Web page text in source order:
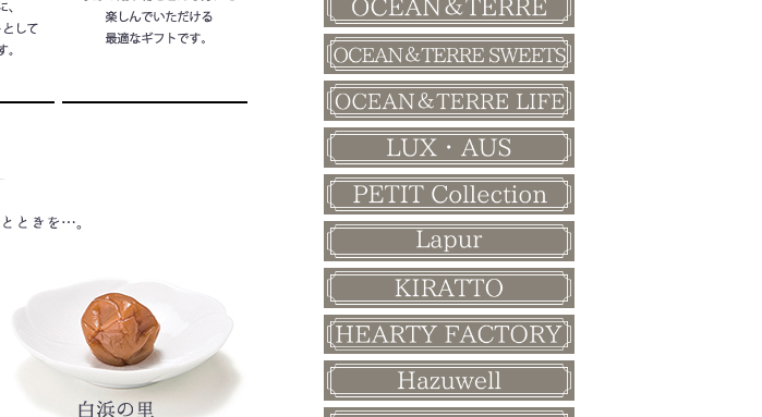
バレンタイン
ホワイトデー
母の日
父の日
敬老の日